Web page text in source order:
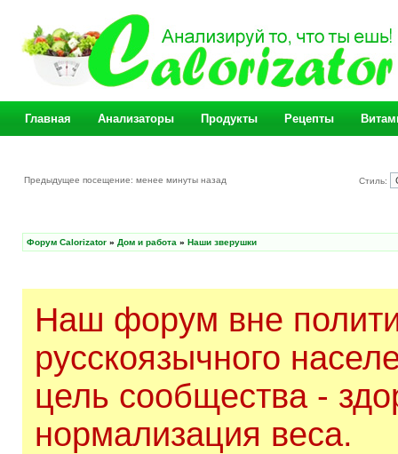
Главная Анализаторы Продукты Рецепты
Предыдущее посещение: менее минуты назад Стиль:
Форум Calorizator » Дом и работа » Наши зверушки
Наш форум вне
русскоязычного
цель сообщества -
нормализация веса.